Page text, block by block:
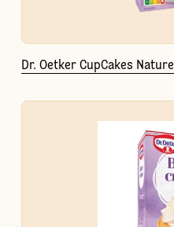
Dr. Oetker CupCakes Naturel